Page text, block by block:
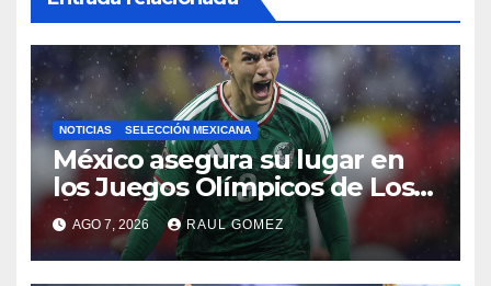
NOTICIAS SELECCIÓN MEXICANA
México asegura su lugar en
los Juegos Olímpicos de Los
Ángeles 2028
AGO 7, 2026 RAUL GOMEZ